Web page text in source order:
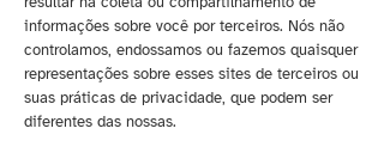
informações sobre você por terceiros. Nós não
controlamos, endossamos ou fazemos quaisquer
representações sobre esses sites de terceiros ou
suas práticas de privacidade, que podem ser
diferentes das nossas.